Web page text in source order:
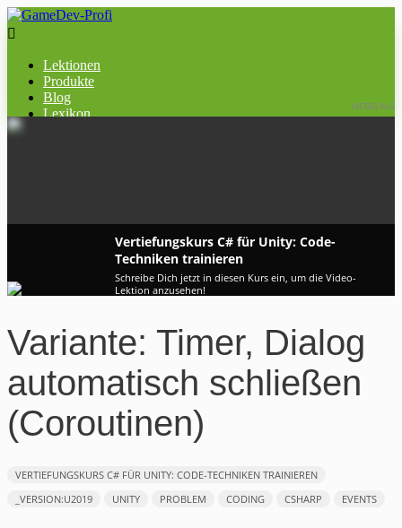

Lektionen
Produkte
Blog
Lexikon
WERBUNG
Vertiefungskurs C# für Unity: Code-
Techniken trainieren
Schreibe Dich jetzt in diesen Kurs ein, um die Video-
Lektion anzusehen!
Variante: Timer, Dialog
automatisch schließen
(Coroutinen)
VERTIEFUNGSKURS C# FÜR UNITY: CODE-TECHNIKEN TRAINIEREN
_VERSION:U2019
UNITY PROBLEM CODING CSHARP EVENTS